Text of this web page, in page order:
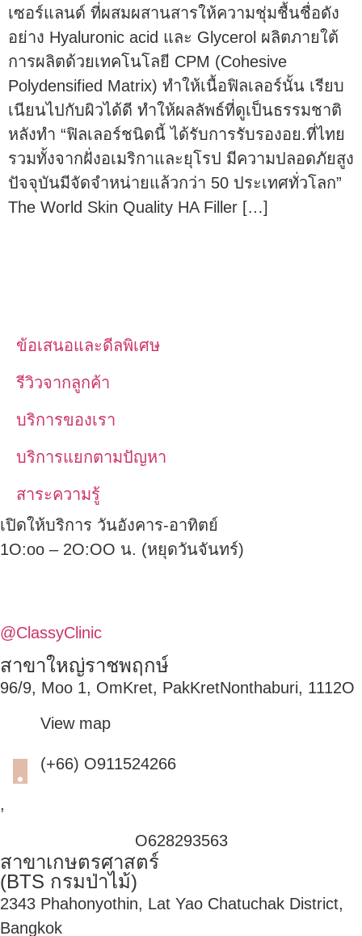
เซอร์แลนด์ ที่ผสมผสานสารให้ความชุ่มชื้นชื่อดัง
อย่าง Hyaluronic acid และ Glycerol ผลิตภายใต้
การผลิตด้วยเทคโนโลยี CPM (Cohesive
Polydensified Matrix) ทำให้เนื้อฟิลเลอร์นั้น เรียบ
เนียนไปกับผิวได้ดี ทำให้ผลลัพธ์ที่ดูเป็นธรรมชาติ
หลังทำ “ฟิลเลอร์ชนิดนี้ ได้รับการรับรองอย.ที่ไทย
รวมทั้งจากฝั่งอเมริกาและยุโรป มีความปลอดภัยสูง
ปัจจุบันมีจัดจำหน่ายแล้วกว่า 50 ประเทศทั่วโลก”
The World Skin Quality HA Filler […]
ข้อเสนอและดีลพิเศษ
รีวิวจากลูกค้า
บริการของเรา
บริการแยกตามปัญหา
สาระความรู้
เปิดให้บริการ วันอังคาร-อาทิตย์
1O:oo – 2O:OO น. (หยุดวันจันทร์)
@ClassyClinic
สาขาใหญ่ราชพฤกษ์
96/9, Moo 1, OmKret, PakKretNonthaburi, 1112O
View map
(+66) O911524266
,
O628293563
สาขาเกษตรศาสตร์
(BTS กรมป่าไม้)
2343 Phahonyothin, Lat Yao Chatuchak District,
Bangkok